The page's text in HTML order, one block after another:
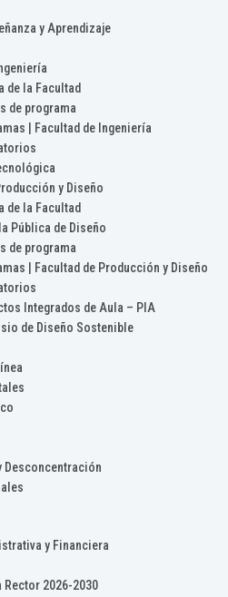
y Aprendizaje
de la Facultad
de programa
| Facultad de Ingeniería
y Diseño
de la Facultad
Pública de Diseño
de programa
| Facultad de Producción y Diseño
Integrados de Aula – PIA
de Diseño Sostenible
Desconcentración
y Financiera
2026-2030